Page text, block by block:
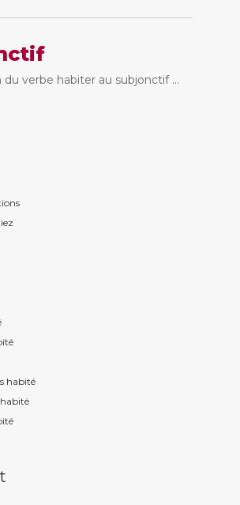
du verbe habiter au subjonctif ...
ions
iez
é
habité
é
é